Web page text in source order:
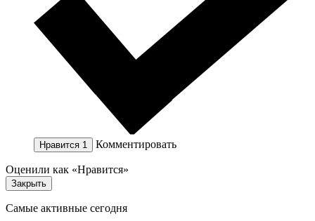
Нравится 1 Комментировать
Оценили как «Нравится»
Закрыть
Самые активные сегодня